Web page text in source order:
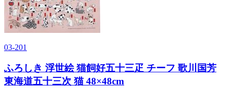
03-201
ふろしき 浮世絵 猫飼好五十三疋 チーフ 歌川国芳
東海道五十三次 猫 48×48cm